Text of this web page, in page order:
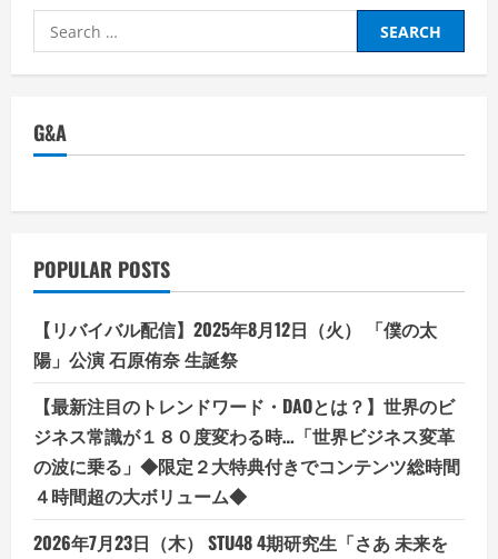
シ
G「毎
日
ィ
た
れ
る
パ
ト
ナ
ー」
Search
for:
G&A
POPULAR POSTS
【リバイバル配信】2025年8月12日（火） 「僕の太
陽」公演 石原侑奈 生誕祭
【最新注目のトレンドワード・DAOとは？】世界のビ
ジネス常識が１８０度変わる時…「世界ビジネス変革
の波に乗る」◆限定２大特典付きでコンテンツ総時間
４時間超の大ボリューム◆
2026年7月23日（木） STU48 4期研究生「さあ 未来を